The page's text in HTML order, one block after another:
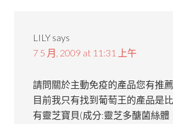
LILY says
7 5 月, 2009 at 11:31 上午
請問關於主動免疫的產品您有推
目前我只有找到葡萄王的產品是
有靈芝寶貝(成分:靈芝多醣菌絲體